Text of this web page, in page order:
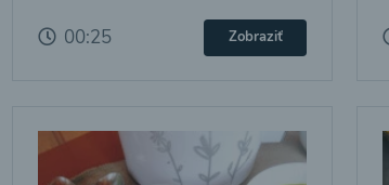
00:25 Zobraziť